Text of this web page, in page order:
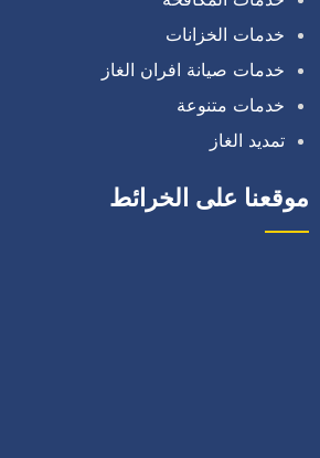
خدمات الخزانات
خدمات صيانة افران الغاز
خدمات متنوعة
تمديد الغاز
موقعنا على الخرائط